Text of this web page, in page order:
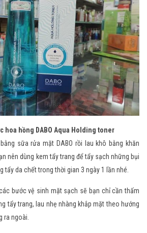
hoa hồng DABO Aqua Holding toner
sữa rửa mặt DABO rồi lau khô bằng khăn
nên dùng kem tẩy trang để tẩy sạch những bụi
tẩy da chết trong thời gian 3 ngày 1 lần nhé.
bước vệ sinh mặt sạch sẽ bạn chỉ cần thấm
tẩy trang, lau nhẹ nhàng khắp mặt theo hướng
ra ngoài.